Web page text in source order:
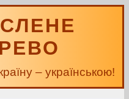
– українською!